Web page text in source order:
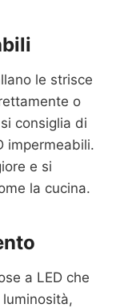
le strisce
o
consiglia di
impermeabili.
e si
la cucina.
a LED che